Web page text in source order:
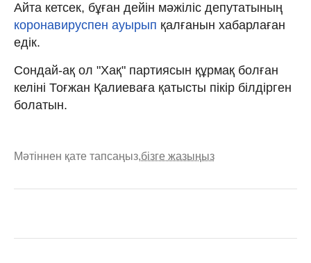
Айта кетсек, бұған дейін мәжіліс депутатының
коронавируспен ауырып қалғанын хабарлаған
едік.
Сондай-ақ ол "Хақ" партиясын құрмақ болған
келіні Тоғжан Қалиеваға қатысты пікір білдірген
болатын.
Мәтіннен қате тапсаңыз,бізге жазыңыз